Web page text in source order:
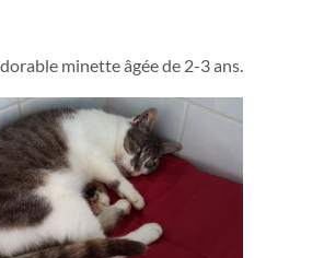
minette âgée de 2-3 ans.